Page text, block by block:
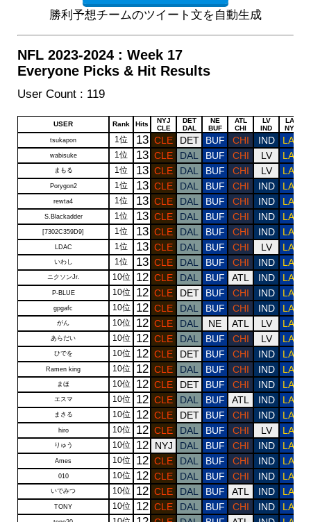
勝利予想チームのツイート文を自動生成
NFL 2023-2024 : Week 17
Everyone Picks & Hit Results
User Count : 119
USER Rank Hits
NYJ
CLE
DET
DAL
NE
BUF
ATL
CHI
LV
IND
LAR
NYG
tsukapon 1位 13 CLE DET BUF CHI IND LAR
wabisuke 1位 13 CLE DAL BUF CHI LV LAR
まもる 1位 13 CLE DAL BUF CHI LV LAR
Porygon2 1位 13 CLE DAL BUF CHI IND LAR
rewta4 1位 13 CLE DAL BUF CHI IND LAR
S.Blackadder 1位 13 CLE DAL BUF CHI IND LAR
[7302C359D9] 1位 13 CLE DAL BUF CHI IND LAR
LDAC 1位 13 CLE DAL BUF CHI LV LAR
いわし 1位 13 CLE DAL BUF CHI IND LAR
ニクソンJr. 10位 12 CLE DAL BUF ATL IND LAR
P-BLUE 10位 12 CLE DET BUF CHI IND LAR
gpgafc 10位 12 CLE DAL BUF CHI IND LAR
がん 10位 12 CLE DAL NE ATL LV LAR
あらだい 10位 12 CLE DAL BUF CHI LV LAR
ひでを 10位 12 CLE DET BUF CHI IND LAR
Ramen king 10位 12 CLE DAL BUF CHI IND LAR
まほ 10位 12 CLE DET BUF CHI IND LAR
エスマ 10位 12 CLE DAL BUF ATL IND LAR
まさる 10位 12 CLE DET BUF CHI IND LAR
hiro 10位 12 CLE DAL BUF CHI LV LAR
りゅう 10位 12 NYJ DAL BUF CHI IND LAR
Ames 10位 12 CLE DAL BUF CHI IND LAR
010 10位 12 CLE DAL BUF CHI IND LAR
いでみつ 10位 12 CLE DAL BUF ATL IND LAR
TONY 10位 12 CLE DAL BUF CHI IND LAR